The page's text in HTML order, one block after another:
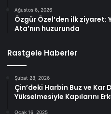
Ağustos 6, 2026
Özgür Özel’den ilk ziyaret:
Ata’nın huzurunda
Rastgele Haberler
Şubat 28, 2026
Çin’deki Harbin Buz ve Kar
Yükselmesiyle Kapılarını
Ocak 16, 2025